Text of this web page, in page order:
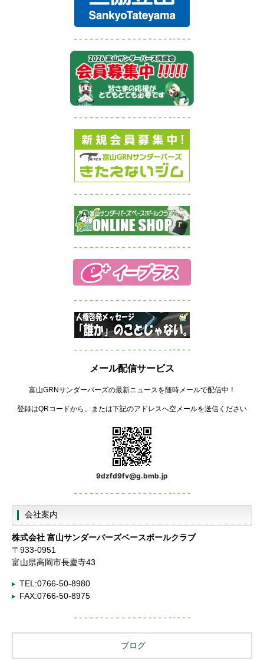
メール配信サービス
富山GRNサンダーバーズの最新ニュースを随時メールで配信中！
登録はQRコードから、または下記のアドレスへ空メールを送信ください
9dzfd9fv@g.bmb.jp
会社案内
株式会社 富山サンダーバーズベースボールクラブ
〒933-0951
富山県高岡市長慶寺43
TEL:0766-50-8980
FAX:0766-50-8975
ブログ